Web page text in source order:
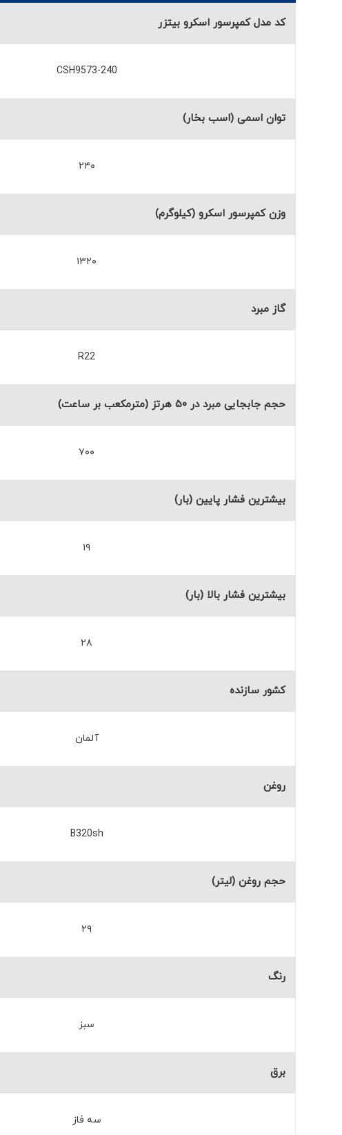
کد مدل کمپرسور اسکرو بیتزر
CSH9573-240
توان اسمی (اسب بخار)
۲۴۰
وزن کمپرسور اسکرو (کیلوگرم)
۱۳۲۰
گاز مبرد
R22
حجم جابجایی مبرد در ۵۰ هرتز (مترمکعب بر ساعت)
۷۰۰
بیشترین فشار پایین (بار)
۱۹
بیشترین فشار بالا (بار)
۲۸
کشور سازنده
آلمان
روغن
B320sh
حجم روغن (لیتر)
۲۹
رنگ
سبز
برق
سه فاز